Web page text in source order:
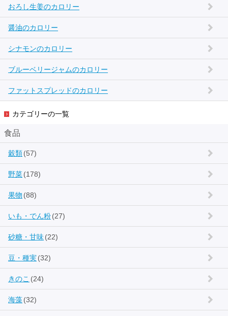
おろし生姜のカロリー
醤油のカロリー
シナモンのカロリー
ブルーベリージャムのカロリー
ファットスプレッドのカロリー
カテゴリーの一覧
食品
穀類(57)
野菜(178)
果物 (88)
いも・でん粉(27)
砂糖・甘味(22)
豆・種実(32)
きのこ (24)
海藻(32)